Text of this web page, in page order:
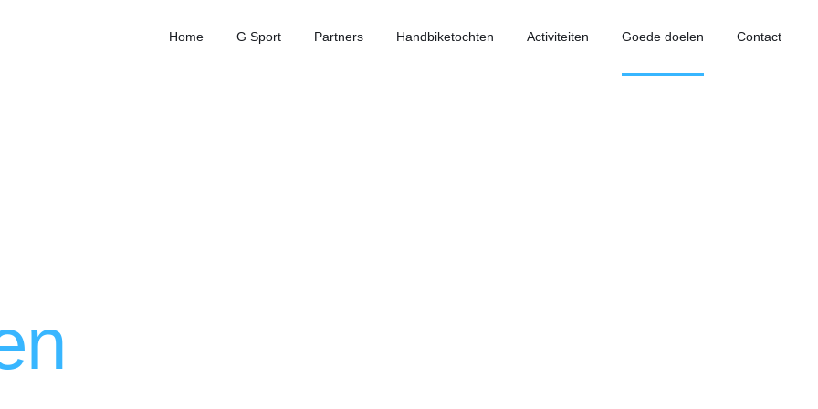
Home G Sport Partners Handbiketochten Activiteiten Goede doelen Contact